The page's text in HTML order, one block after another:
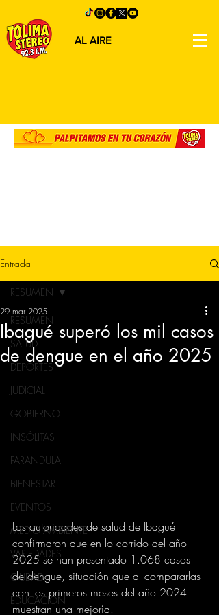
AL AIRE
Entrada
RESUMEN
SALUD
DEPORTES
JUDICIAL
GOBIERNO
INSÓLITAS
FARANDULA
BIENESTAR
EVENTOS
MEDIO AMBIENTE
VARIEDADES
CIUDAD
EDUCACION
RESUMEN
Ibagué superó los mil casos
de dengue en el año 2025
29 mar 2025
Las autoridades de salud de Ibagué
confirmaron que en lo corrido del año
2025 se han presentado 1.068 casos
de dengue, situación que al compararlas
con los primeros meses del año 2024
muestran una mejoría.